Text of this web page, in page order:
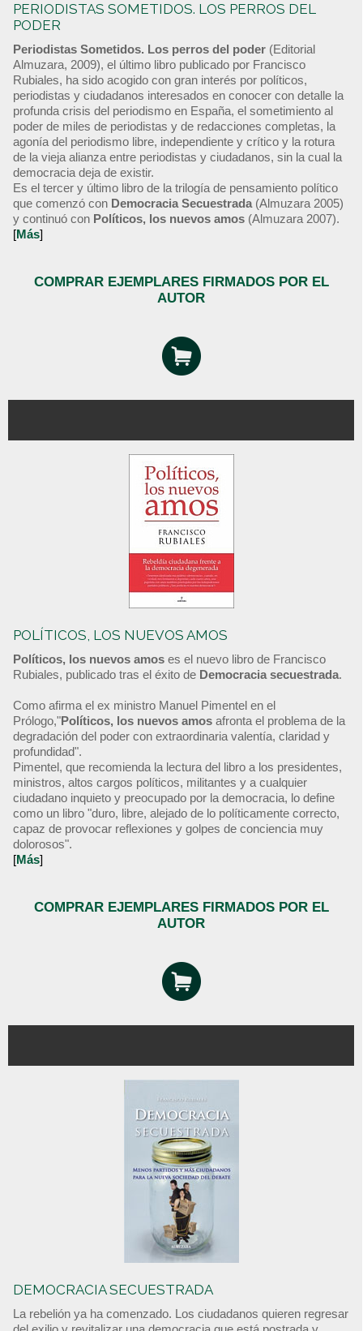
PERIODISTAS SOMETIDOS. LOS PERROS DEL
PODER
Periodistas Sometidos. Los perros del poder (Editorial
Almuzara, 2009), el último libro publicado por Francisco
Rubiales, ha sido acogido con gran interés por políticos,
periodistas y ciudadanos interesados en conocer con detalle la
profunda crisis del periodismo en España, el sometimiento al
poder de miles de periodistas y de redacciones completas, la
agonía del periodismo libre, independiente y crítico y la rotura
de la vieja alianza entre periodistas y ciudadanos, sin la cual la
democracia deja de existir.
Es el tercer y último libro de la trilogía de pensamiento político
que comenzó con Democracia Secuestrada (Almuzara 2005)
y continuó con Políticos, los nuevos amos (Almuzara 2007).
[Más]
COMPRAR EJEMPLARES FIRMADOS POR EL
AUTOR
POLÍTICOS, LOS NUEVOS AMOS
Políticos, los nuevos amos es el nuevo libro de Francisco
Rubiales, publicado tras el éxito de Democracia secuestrada.
Como afirma el ex ministro Manuel Pimentel en el
Prólogo,"Políticos, los nuevos amos afronta el problema de la
degradación del poder con extraordinaria valentía, claridad y
profundidad".
Pimentel, que recomienda la lectura del libro a los presidentes,
ministros, altos cargos políticos, militantes y a cualquier
ciudadano inquieto y preocupado por la democracia, lo define
como un libro "duro, libre, alejado de lo políticamente correcto,
capaz de provocar reflexiones y golpes de conciencia muy
dolorosos".
[Más]
COMPRAR EJEMPLARES FIRMADOS POR EL
AUTOR
DEMOCRACIA SECUESTRADA
La rebelión ya ha comenzado. Los ciudadanos quieren regresar